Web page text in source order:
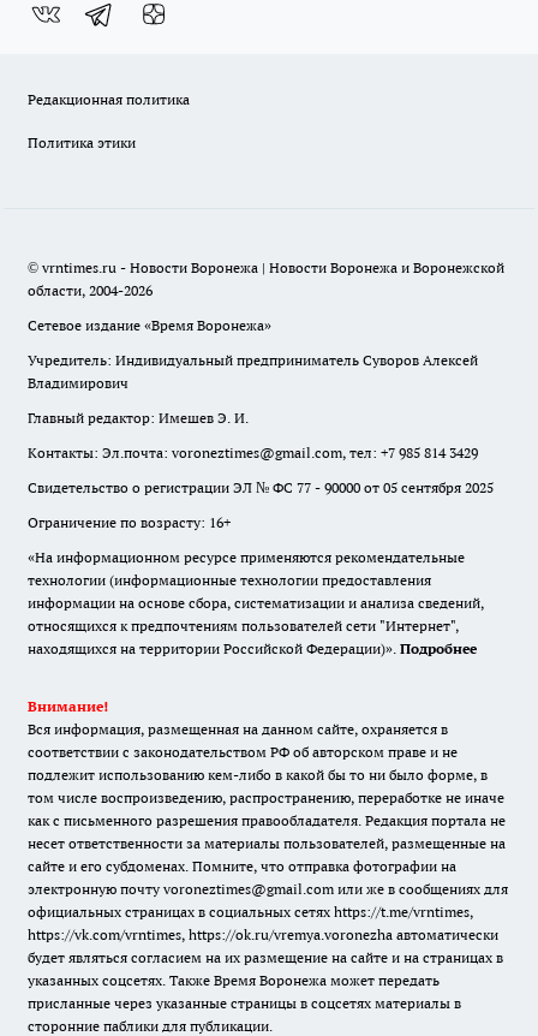
Редакционная политика
Политика этики
© vrntimes.ru - Новости Воронежа | Новости Воронежа и Воронежской
области, 2004-2026
Сетевое издание «Время Воронежа»
Учредитель: Индивидуальный предприниматель Суворов Алексей
Владимирович
Главный редактор: Имешев Э. И.
Контакты: Эл.почта: voroneztimes@gmail.com, тел: +7 985 814 3429
Свидетельство о регистрации ЭЛ № ФС 77 - 90000 от 05 сентября 2025
Ограничение по возрасту: 16+
«На информационном ресурсе применяются рекомендательные
технологии (информационные технологии предоставления
информации на основе сбора, систематизации и анализа сведений,
относящихся к предпочтениям пользователей сети "Интернет",
находящихся на территории Российской Федерации)». Подробнее
Внимание!
Вся информация, размещенная на данном сайте, охраняется в
соответствии с законодательством РФ об авторском праве и не
подлежит использованию кем-либо в какой бы то ни было форме, в
том числе воспроизведению, распространению, переработке не иначе
как с письменного разрешения правообладателя. Редакция портала не
несет ответственности за материалы пользователей, размещенные на
сайте и его субдоменах. Помните, что отправка фотографии на
электронную почту voroneztimes@gmail.com или же в сообщениях для
официальных страницах в социальных сетях https://t.me/vrntimes,
https://vk.com/vrntimes, https://ok.ru/vremya.voronezha автоматически
будет являться согласием на их размещение на сайте и на страницах в
указанных соцсетях. Также Время Воронежа может передать
присланные через указанные страницы в соцсетях материалы в
сторонние паблики для публикации.